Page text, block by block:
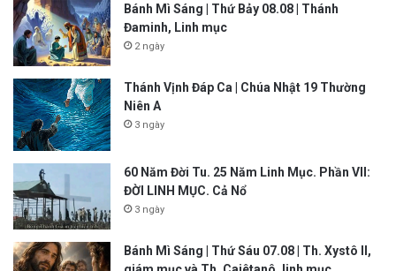
Bánh Mì Sáng | Thứ Bảy 08.08 | Thánh
Đaminh, Linh mục
2 ngày
Thánh Vịnh Đáp Ca | Chúa Nhật 19 Thường
Niên A
3 ngày
60 Năm Đời Tu. 25 Năm Linh Mục. Phần VII:
ĐỜI LINH MỤC. Cả Nổ
3 ngày
Bánh Mì Sáng | Thứ Sáu 07.08 | Th. Xystô II,